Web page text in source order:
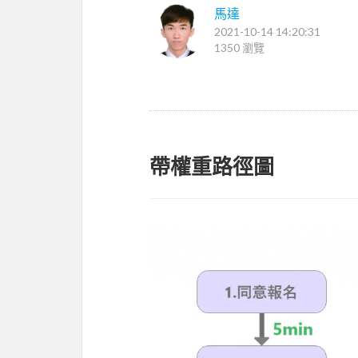
馬達
2021-10-14 14:20:31
1350 瀏覽
帶權重路徑圖